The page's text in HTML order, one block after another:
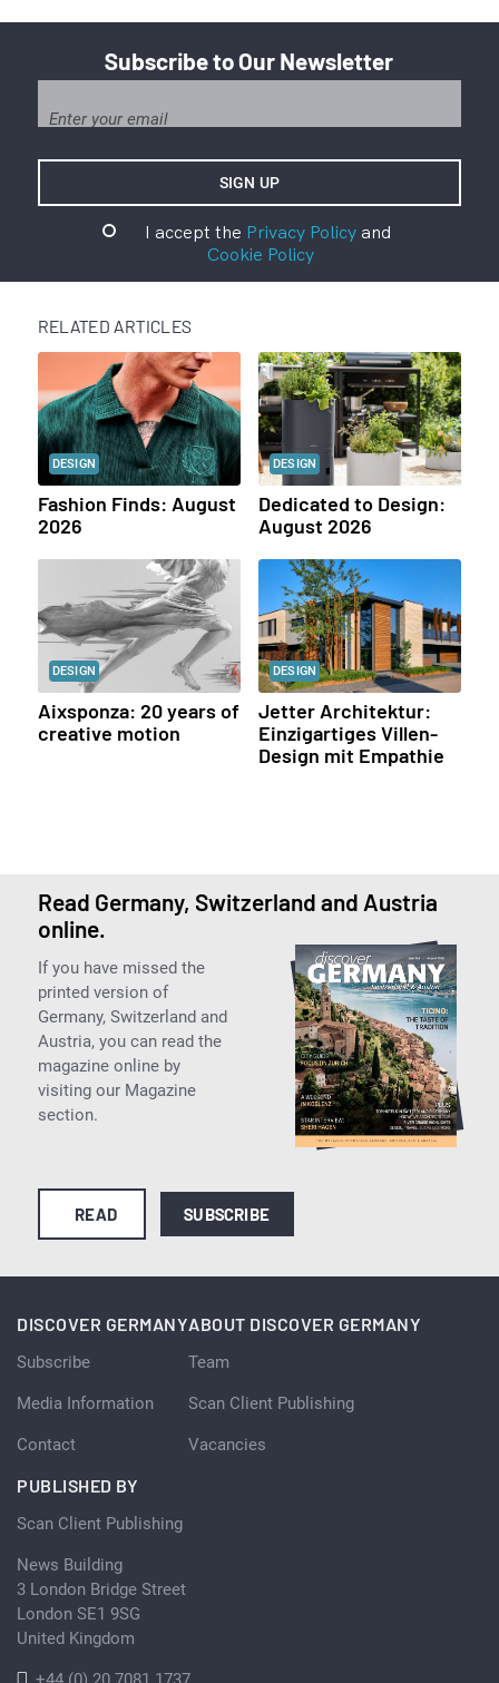
Subscribe to Our Newsletter
I accept the Privacy Policyand
Cookie Policy
RELATED ARTICLES
DESIGN
Fashion Finds: August
2026
DESIGN
Dedicated to Design:
August 2026
DESIGN
Aixsponza: 20 years of
creative motion
DESIGN
Jetter Architektur:
Einzigartiges Villen-
Design mit Empathie
Read Germany, Switzerland and Austria
online.
If you have missed the
printed version of
Germany, Switzerland and
Austria, you can read the
magazine online by
visiting our Magazine
section.
READ SUBSCRIBE
DISCOVER GERMANY
Subscribe
Media Information
Contact
ABOUT DISCOVER GERMANY
Team
Scan Client Publishing
Vacancies
PUBLISHED BY
Scan Client Publishing
News Building
3 London Bridge Street
London SE1 9SG
United Kingdom